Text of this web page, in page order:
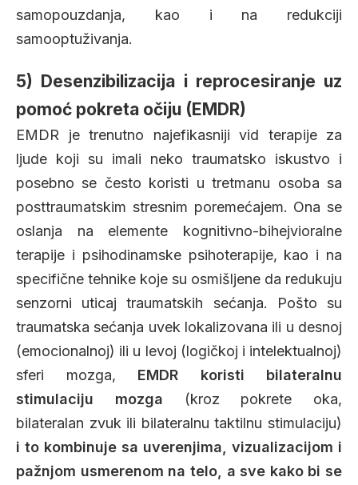
samopouzdanja, kao i na redukciji
samooptuživanja.
5) Desenzibilizacija i reprocesiranje uz
pomoć pokreta očiju (EMDR)
EMDR je trenutno najefikasniji vid terapije za
ljude koji su imali neko traumatsko iskustvo i
posebno se često koristi u tretmanu osoba sa
posttraumatskim stresnim poremećajem. Ona se
oslanja na elemente kognitivno-bihejvioralne
terapije i psihodinamske psihoterapije, kao i na
specifične tehnike koje su osmišljene da redukuju
senzorni uticaj traumatskih sećanja. Pošto su
traumatska sećanja uvek lokalizovana ili u desnoj
(emocionalnoj) ili u levoj (logičkoj i intelektualnoj)
sferi mozga, EMDR koristi bilateralnu
stimulaciju mozga (kroz pokrete oka,
bilateralan zvuk ili bilateralnu taktilnu stimulaciju)
i to kombinuje sa uverenjima, vizualizacijom i
pažnjom usmerenom na telo, a sve kako bi se